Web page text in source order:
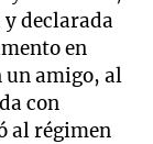
y declarada
en
un amigo, al
con
al régimen